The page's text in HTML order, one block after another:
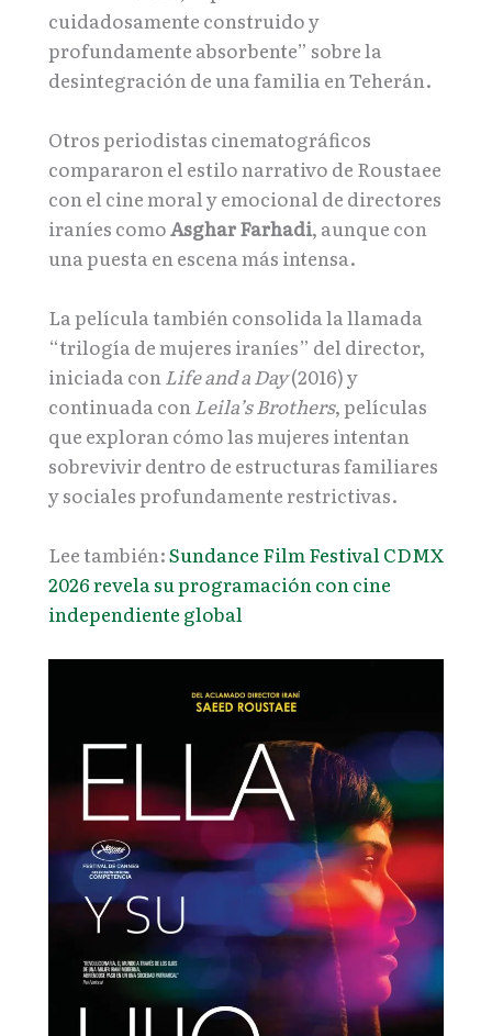
cuidadosamente construido y
profundamente absorbente” sobre la
desintegración de una familia en Teherán.
Otros periodistas cinematográficos
compararon el estilo narrativo de Roustaee
con el cine moral y emocional de directores
iraníes comoAsghar Farhadi, aunque con
una puesta en escena más intensa.
La película también consolida la llamada
“trilogía de mujeres iraníes” del director,
iniciada conLife and a Day(2016) y
continuada conLeila’s Brothers, películas
que exploran cómo las mujeres intentan
sobrevivir dentro de estructuras familiares
y sociales profundamente restrictivas.
Lee también:Sundance Film Festival CDMX
2026 revela su programación con cine
independiente global